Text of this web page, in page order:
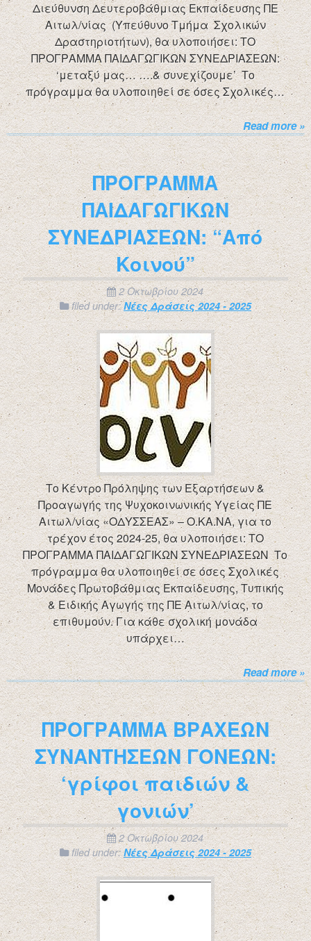
Διεύθυνση Δευτεροβάθμιας Εκπαίδευσης ΠΕ
Αιτωλ/νίας (Υπεύθυνο Τμήμα Σχολικών
Δραστηριοτήτων), θα υλοποιήσει: ΤΟ
ΠΡΟΓΡΑΜΜΑ ΠΑΙΔΑΓΩΓΙΚΩΝ ΣΥΝΕΔΡΙΑΣΕΩΝ:
‘μεταξύ μας… ….& συνεχίζουμε’ Το
πρόγραμμα θα υλοποιηθεί σε όσες Σχολικές…
Read more »
ΠΡΟΓΡΑΜΜΑ
ΠΑΙΔΑΓΩΓΙΚΩΝ
ΣΥΝΕΔΡΙΑΣΕΩΝ: “Από
Κοινού”
2 Οκτωβρίου 2024
filed under:Νέες Δράσεις 2024 - 2025
Το Κέντρο Πρόληψης των Εξαρτήσεων &
Προαγωγής της Ψυχοκοινωνικής Υγείας ΠΕ
Αιτωλ/νίας «ΟΔΥΣΣΕΑΣ» – Ο.ΚΑ.ΝΑ, για το
τρέχον έτος 2024-25, θα υλοποιήσει: ΤΟ
ΠΡΟΓΡΑΜΜΑ ΠΑΙΔΑΓΩΓΙΚΩΝ ΣΥΝΕΔΡΙΑΣΕΩΝ Το
πρόγραμμα θα υλοποιηθεί σε όσες Σχολικές
Μονάδες Πρωτοβάθμιας Εκπαίδευσης, Τυπικής
& Ειδικής Αγωγής της ΠΕ Αιτωλ/νίας, το
επιθυμούν. Για κάθε σχολική μονάδα
υπάρχει…
Read more »
ΠΡΟΓΡΑΜΜΑ ΒΡΑΧΕΩΝ
ΣΥΝΑΝΤΗΣΕΩΝ ΓΟΝΕΩΝ:
‘γρίφοι παιδιών &
γονιών’
2 Οκτωβρίου 2024
filed under:Νέες Δράσεις 2024 - 2025